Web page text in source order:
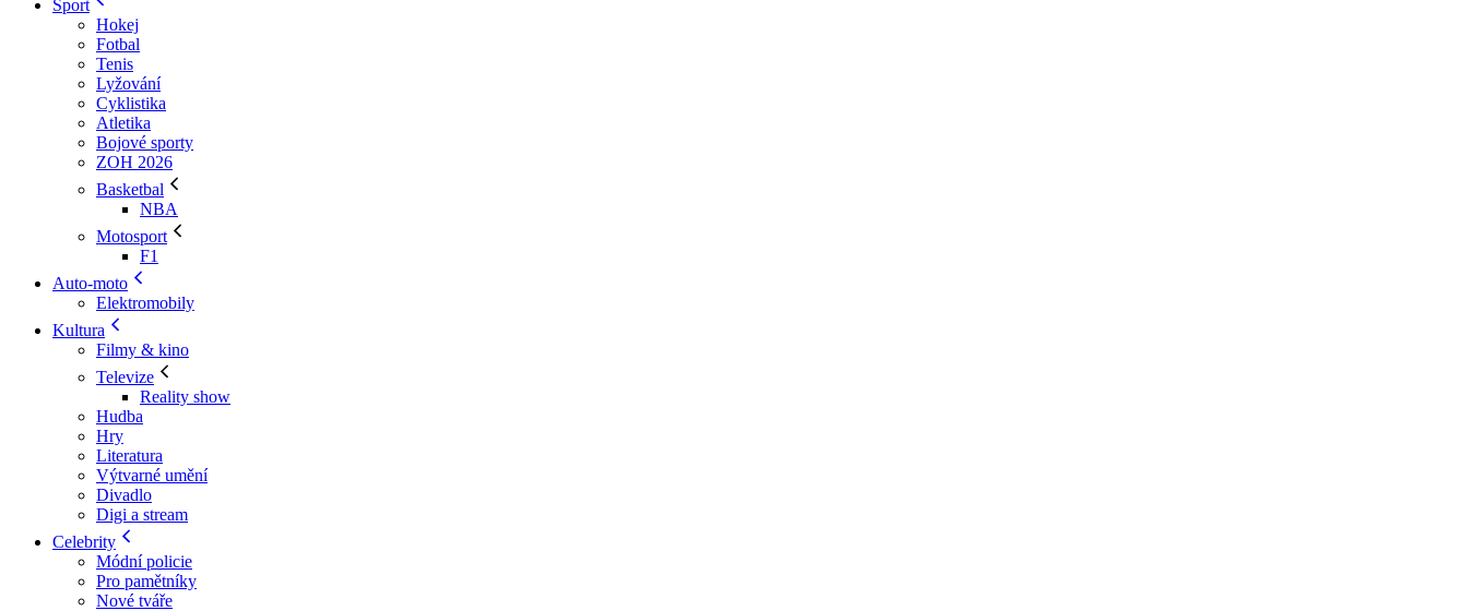
Sport
Hokej
Fotbal
Tenis
Lyžování
Cyklistika
Atletika
Bojové sporty
ZOH 2026
Basketbal
NBA
Motosport
F1
Auto-moto
Elektromobily
Kultura
Filmy & kino
Televize
Reality show
Hudba
Hry
Literatura
Výtvarné umění
Divadlo
Digi a stream
Celebrity
Módní policie
Pro pamětníky
Nové tváře